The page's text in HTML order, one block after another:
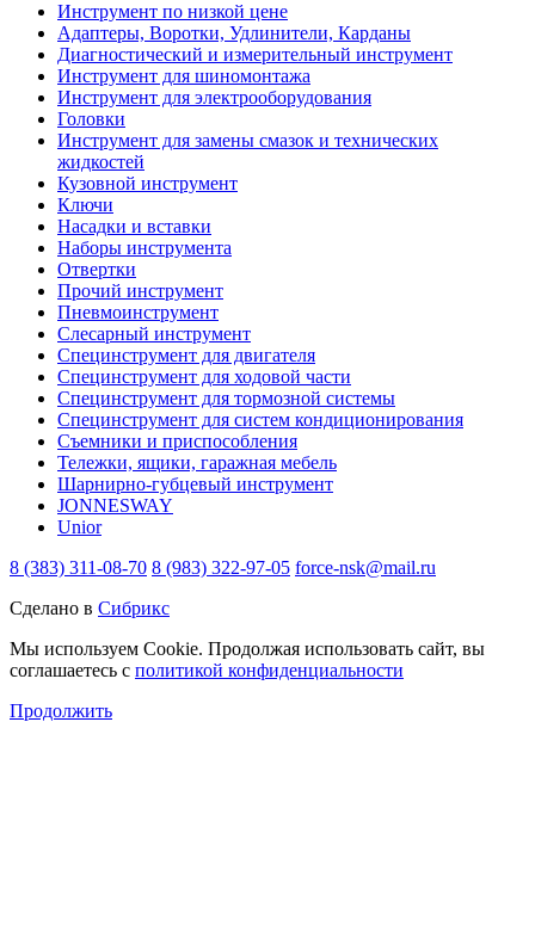
Инструмент по низкой цене
Адаптеры, Воротки, Удлинители, Карданы
Диагностический и измерительный инструмент
Инструмент для шиномонтажа
Инструмент для электрооборудования
Головки
Инструмент для замены смазок и технических
жидкостей
Кузовной инструмент
Ключи
Насадки и вставки
Наборы инструмента
Отвертки
Прочий инструмент
Пневмоинструмент
Слесарный инструмент
Специнструмент для двигателя
Специнструмент для ходовой части
Специнструмент для тормозной системы
Специнструмент для систем кондиционирования
Съемники и приспособления
Тележки, ящики, гаражная мебель
Шарнирно-губцевый инструмент
JONNESWAY
Unior
8 (383) 311-08-70 8 (983) 322-97-05 force-nsk@mail.ru
Сделано в Сибрикс
Мы используем Cookie. Продолжая использовать сайт, вы
соглашаетесь с политикой конфиденциальности
Продолжить